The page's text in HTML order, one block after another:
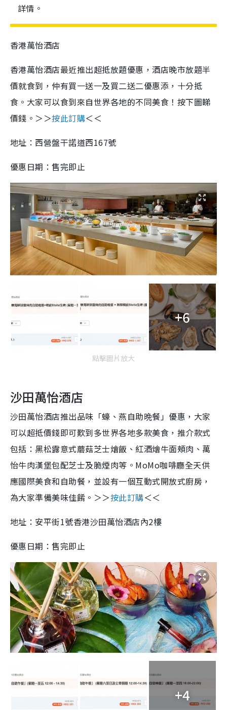
詳情。
香港萬怡酒店
香港萬怡酒店最近推出超抵放題優惠，酒店晚市放題半
價就食到，仲有買一送一及買二送二優惠添，十分抵
食。大家可以食到來自世界各地的不同美食！按下圖睇
價錢。＞＞按此訂購＜＜
地址：西營盤干諾道西167號
優惠日期：售完即止
+6
點擊圖片放大
沙田萬怡酒店
沙田萬怡酒店推出品味「蠔、燕自助晩餐」優惠，大家
可以超抵價錢即可歎到多世界各地多款美食，推介款式
包括：黑松露意式蘑菇芝士燴飯、紅酒燴牛面頰肉、萬
怡牛肉漢堡包配芝士及脆煙肉等。MoMo咖啡廳全天供
應國際美食和自助餐，並設有一個互動式開放式廚房，
為大家準備美味佳餚。＞＞按此訂購＜＜
地址：安平街1號香港沙田萬怡酒店內2樓
優惠日期：售完即止
+4